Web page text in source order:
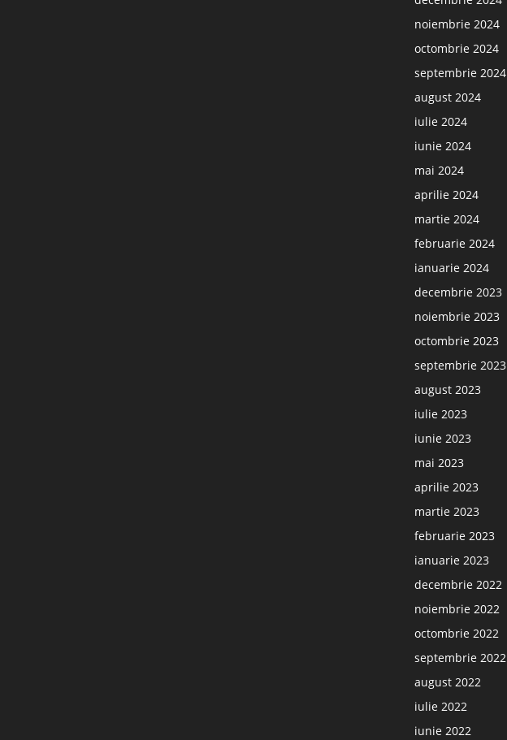
noiembrie 2024
octombrie 2024
septembrie 2024
august 2024
iulie 2024
iunie 2024
mai 2024
aprilie 2024
martie 2024
februarie 2024
ianuarie 2024
decembrie 2023
noiembrie 2023
octombrie 2023
septembrie 2023
august 2023
iulie 2023
iunie 2023
mai 2023
aprilie 2023
martie 2023
februarie 2023
ianuarie 2023
decembrie 2022
noiembrie 2022
octombrie 2022
septembrie 2022
august 2022
iulie 2022
iunie 2022